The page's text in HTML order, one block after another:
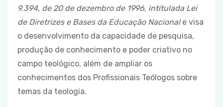
9.394, de 20 de dezembro de 1996, intitulada Lei
de Diretrizes e Bases da Educação Nacionale visa
o desenvolvimento da capacidade de pesquisa,
produção de conhecimento e poder criativo no
campo teológico, além de ampliar os
conhecimentos dos Profissionais Teólogos sobre
temas da teologia.